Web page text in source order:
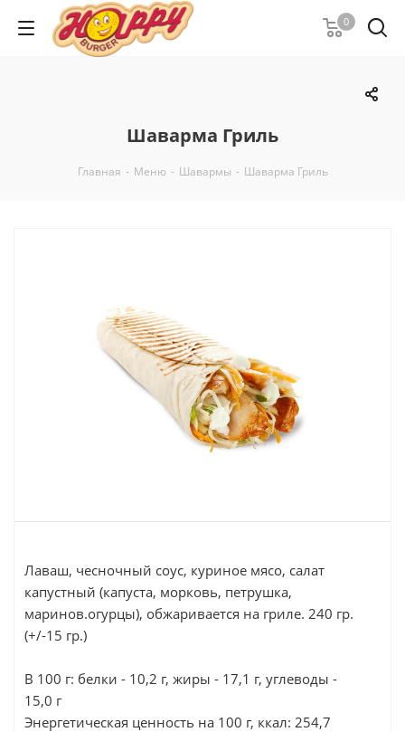
0
Шаварма Гриль
Главная - Меню - Шавармы - Шаварма Гриль
Лаваш, чесночный соус, куриное мясо, салат
капустный (капуста, морковь, петрушка,
маринов.огурцы), обжаривается на гриле. 240 гр.
(+/-15 гр.)
В 100 г: белки - 10,2 г, жиры - 17,1 г, углеводы -
15,0 г
Энергетическая ценность на 100 г, ккал: 254,7